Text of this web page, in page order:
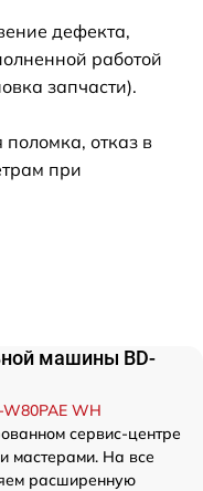
дефекта,
работой
запчасти).
отказ в
при
машины BD-
WH
сервис-центре
мастерами. На все
расширенную